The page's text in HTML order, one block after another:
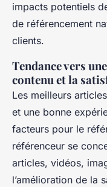
impacts potentiels
de référencement
clients.
Tendance vers
contenu et la
Les meilleurs
et une bonne
facteurs pour le
référenceur se
articles, vidéos,
l’amélioration de la